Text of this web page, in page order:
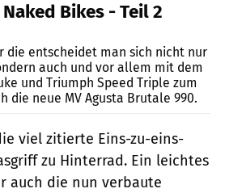
Bikes - Teil 2
die entscheidet man sich nicht nur
auch und vor allem mit dem
und Triumph Speed Triple zum
die neue MV Agusta Brutale 990.
viel zitierte Eins-zu-eins-
zu Hinterrad. Ein leichtes
auch die nun verbaute